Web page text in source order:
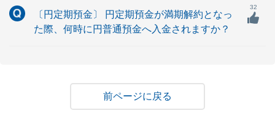
〔円定期預金〕 円定期預金が満期解約となっ
た際、何時に円普通預金へ入金されますか？
32
戻る